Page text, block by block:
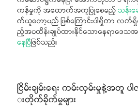
ကန်မှုကို အထောက်အကူပြုစေမည့် သန်းခ
က်ယူတော့မည် ဖြစ်ကြောင်းပါရှိကာ လက်
ည့်အဝထိန်းချုပ်ထားနိုင်သောနေရာဒေသ
နေပြီဖြစ်သည်။
ငြိမ်းချမ်းရေး ကမ်းလှမ်းမှုနဲ့အတူ
းတိုက်ခိုက်မှုများ